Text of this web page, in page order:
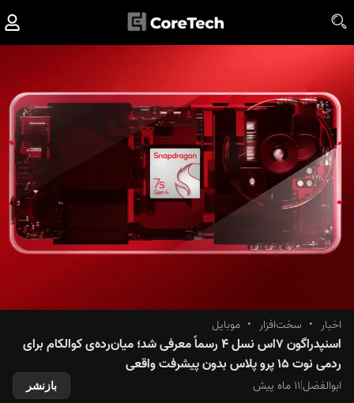
اخبار • سخت‌افزار • موبایل
اسنپدراگون ۷اس نسل ۴ رسماً معرفی شد؛ میان‌رده‌ی کوالکام برای
ردمی نوت ۱۵ پرو پلاس بدون پیشرفت واقعی
ابوالفضل|۱۱ ماه پیش بازنشر